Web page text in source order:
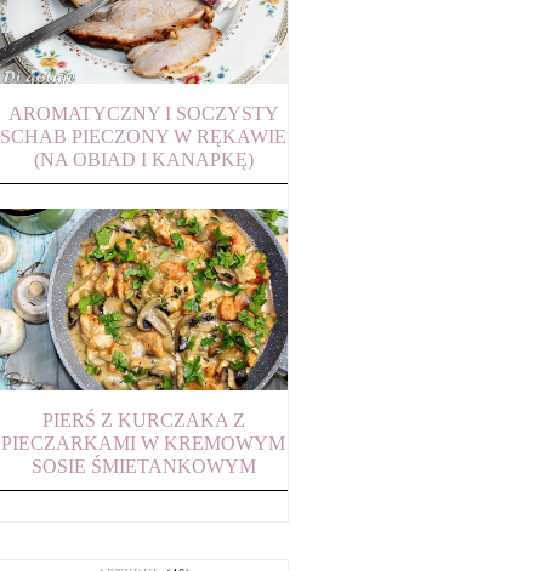
AROMATYCZNY I SOCZYSTY
SCHAB PIECZONY W RĘKAWIE
(NA OBIAD I KANAPKĘ)
PIERŚ Z KURCZAKA Z
PIECZARKAMI W KREMOWYM
SOSIE ŚMIETANKOWYM